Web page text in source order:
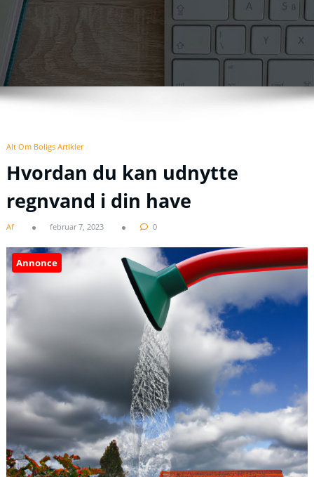
Alt Om Boligs Artikler
Hvordan du kan udnytte
regnvand i din have
Af februar 7, 2023 0
Annonce